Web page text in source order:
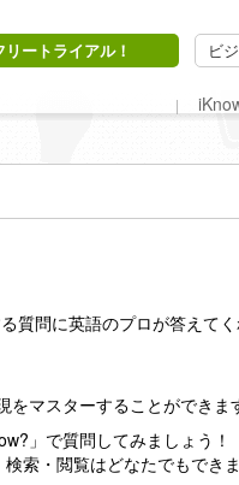
リートライアル！
ビ
質問に英語のプロが答えて
マスターすることができま
」で質問してみましょう！
索・閲覧はどなたでもでき